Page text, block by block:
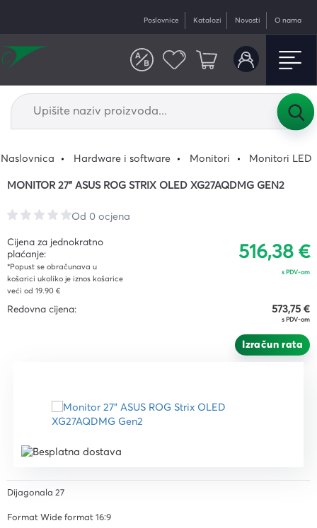
Poslovnice Katalozi Novosti O nama
Naslovnica Hardware i software Monitori Monitori LED
MONITOR 27" ASUS ROG STRIX OLED XG27AQDMG GEN2
Od 0 ocjena
Cijena za jednokratno
plaćanje:
*Popust se obračunava u
košarici ukoliko je iznos košarice
veći od 19.90 €
516,38 €
s PDV-om
Redovna cijena: 573,75 €
s PDV-om
Izračun rata
Dijagonala 27
Format Wide format 16:9